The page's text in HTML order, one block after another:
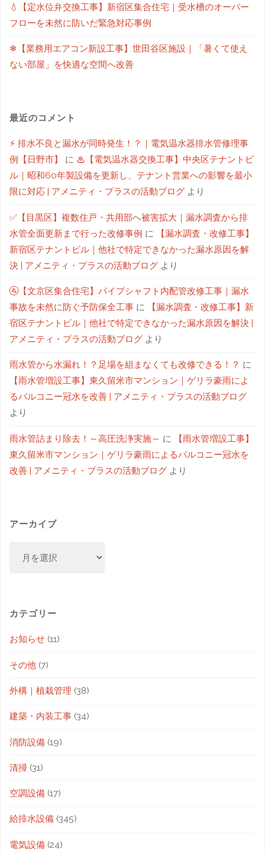
💧【定水位弁交換工事】新宿区集合住宅｜受水槽のオーバー
フローを未然に防いだ緊急対応事例
❄【業務用エアコン新設工事】世田谷区施設｜「暑くて使え
ない部屋」を快適な空間へ改善
最近のコメント
⚡ 排水不良と漏水が同時発生！？｜電気温水器排水管修理事
例【日野市】
に ♨【電気温水器交換工事】中央区テナントビ
ル｜昭和60年製設備を更新し、テナント営業への影響を最小
限に対応 | アメニティ・プラスの活動ブログ より
✅【目黒区】複数住戸・共用部へ被害拡大｜漏水調査から排
水管全面更新まで行った改修事例 に
【漏水調査・改修工事】
新宿区テナントビル｜他社で特定できなかった漏水原因を解
決 | アメニティ・プラスの活動ブログ より
🚰【文京区集合住宅】パイプシャフト内配管改修工事｜漏水
事故を未然に防ぐ予防保全工事 に
【漏水調査・改修工事】新
宿区テナントビル｜他社で特定できなかった漏水原因を解決 |
アメニティ・プラスの活動ブログ より
雨水管から水漏れ！？足場を組まなくても改修できる！？ に
【雨水管増設工事】東久留米市マンション｜ゲリラ豪雨によ
るバルコニー冠水を改善 | アメニティ・プラスの活動ブログ
より
雨水管詰まり除去！～高圧洗浄実施～ に
【雨水管増設工事】
東久留米市マンション｜ゲリラ豪雨によるバルコニー冠水を
改善 | アメニティ・プラスの活動ブログ より
アーカイブ
カテゴリー
お知らせ (11)
その他 (7)
外構｜植栽管理 (38)
建築・内装工事 (34)
消防設備 (19)
清掃 (31)
空調設備 (17)
給排水設備 (345)
電気設備 (24)